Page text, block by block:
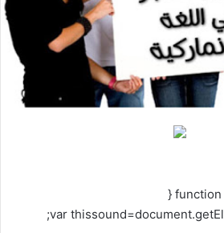
function
var